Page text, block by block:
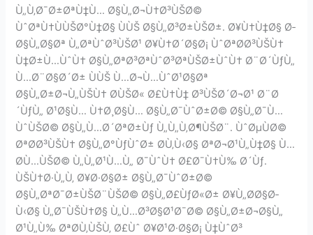
Ù„Ù‚Ø¯Ø±ØªÙ‡Ù… Ø§Ù„Ø¬Ù†Ø³ÙŠØ©
ÙˆØªÙ†ÙÙŠØ°Ù‡Ø§ ÙÙŠ Ø§Ù„Ø³Ø±ÙŠØ±. Ø¥Ù†Ù‡Ø§ Ø­
Ø§Ù„Ø§Øª Ù„ØªÙˆØ³ÙŠØ¹ Ø¥Ù†Ø´Ø§Ø¡ ÙˆØªØ­Ø³ÙŠÙ†
Ù‡Ø±Ù…ÙˆÙ† Ø§Ù„ØªØ³ØªÙˆØ³ØªÙŠØ±ÙˆÙ† Ø¨Ø´ÙƒÙ„
Ù…Ø¨Ø§Ø´Ø± ÙÙŠ Ù…Ø¬Ù…ÙˆØ¹Ø§Øª
Ø§Ù„Ø±Ø¬Ù„ÙŠÙ† Ø­ÙŠØ« Ø£Ù†Ù‡ Ø³ÙŠØ´Ø¬Ø¹ Ø¨Ø
´ÙƒÙ„ Ø¹Ø§Ù… Ù†Ø¸Ø§Ù… Ø§Ù„Ø¯ÙˆØ±Ø© Ø§Ù„Ø¯Ù…
ÙˆÙŠØ© Ø§Ù„Ù…Ø´ØªØ±Ùƒ Ù„Ù„Ù‚Ø¶ÙŠØ¨. ÙˆØµÙØ©
ØªØ­Ø³ÙŠÙ† Ø§Ù„Ø°ÙƒÙˆØ± Ø­Ù‚Ù‹Ø§ ØªØ¬Ø¹Ù„Ù‡Ø§ Ù…
Ø­Ù…ÙŠØ© Ù„Ù„Ø¹Ù…Ù„ Ø¯ÙˆÙ† Ø£Ø¯Ù†Ù‰ Ø´Ùƒ.
ÙŠÙ†Ø·Ù„Ù‚ Ø¥Ø·Ø§Ø± Ø§Ù„Ø¯ÙˆØ±Ø©
Ø§Ù„ØªØ¯Ø±ÙŠØ¨ÙŠØ© Ø§Ù„Ø£ÙƒØ«Ø± Ø¥Ù„Ø­Ø§Ø­
Ù‹Ø§ Ù„Ø¯ÙŠÙ†Ø§ Ù„Ù…Ø³Ø§Ø¹Ø¯Ø© Ø§Ù„Ø±Ø¬Ø§Ù„
Ø¹Ù„Ù‰ ØªØ­Ù‚ÙŠÙ‚ Ø£Ùˆ Ø¥Ø¹Ø·Ø§Ø¡ Ù‡ÙˆØ³